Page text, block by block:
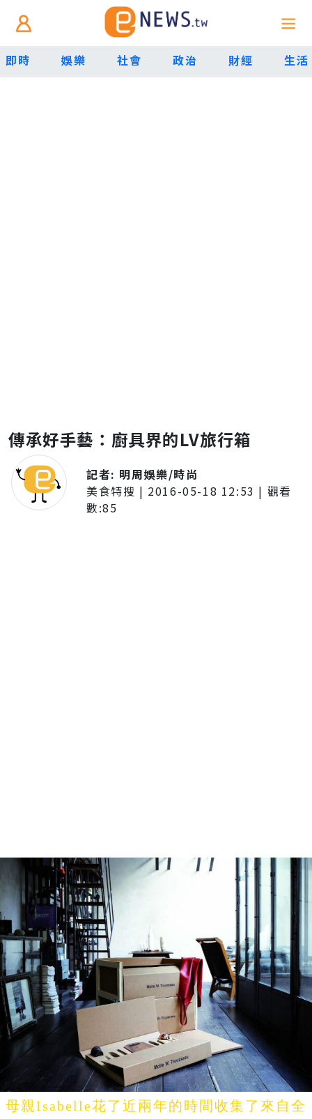
即時 娛樂 社會 政治 財經 生活
傳承好手藝：廚具界的LV旅行箱
記者: 明周娛樂/時尚
美食特搜 | 2016-05-18 12:53 | 觀看
數:85
母親Isabelle花了近兩年的時間收集了來自全